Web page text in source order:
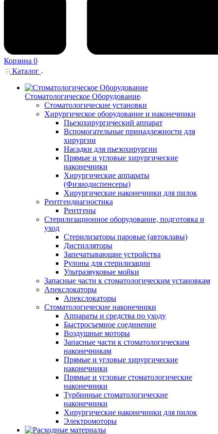
Корзина 0
Каталог
Стоматологическое Оборудование
Стоматологические установки
Хирургическое оборудование и наконечники
Пьезохирургический аппарат
Вспомогательные принадлежности для
хирургии
Насадки для пьезохирургии
Прямые и угловые хирургические
наконечники
Хирургические аппараты
(Физиодиспенсеры)
Хирургические наконечники для пилок
Рентгендиагностика
Рентгены
Стерилизационное оборудование, подготовка и
уход
Стерилизаторы паровые (автоклавы)
Дистилляторы
Запечатывающие устройства
Рулоны для стерилизации
Ультразвуковые мойки
Запасные части к стоматологическим установкам
Апекслокаторы
Апекслокаторы
Стоматологические наконечники
Аппараты и средства по уходу
Быстросъемное соединение
Воздушные моторы
Запасные части к стоматологическим
наконечникам
Прямые и угловые хирургические
наконечники
Прямые и угловые стоматологические
наконечники
Турбинные стоматологические
наконечники
Хирургические наконечники для пилок
Электромоторы